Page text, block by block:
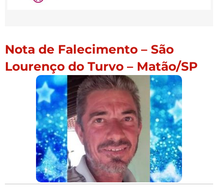
Nota de Falecimento – São
Lourenço do Turvo – Matão/SP